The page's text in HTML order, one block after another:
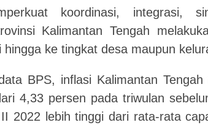
koordinasi, integrasi,
Kalimantan Tengah
hingga ke tingkat desa maupun
BPS, inflasi Kalimantan
4,33 persen pada triwulan
2022 lebih tinggi dari rata-rata